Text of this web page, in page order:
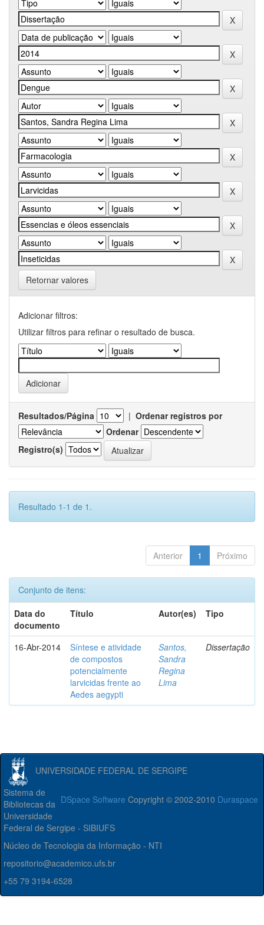
Retornar valores
Adicionar filtros:
Utilizar filtros para refinar o resultado de busca.
Resultados/Página | Ordenar registros por
Ordenar
Registro(s)
Resultado 1-1 de 1.
Anterior 1 Próximo
Conjunto de itens:
Data do
documento
Título Autor(es) Tipo
16-Abr-2014
Síntese e atividade
de compostos
potencialmente
larvicidas frente ao
Aedes aegypti
Santos,
Sandra
Regina
Lima
Dissertação
UNIVERSIDADE FEDERAL DE SERGIPE
DSpace Software Copyright © 2002-2010 Duraspace
Sistema de
Bibliotecas da
Universidade
Federal de Sergipe - SIBIUFS
Núcleo de Tecnologia da Informação - NTI
repositorio@academico.ufs.br
+55 79 3194-6528